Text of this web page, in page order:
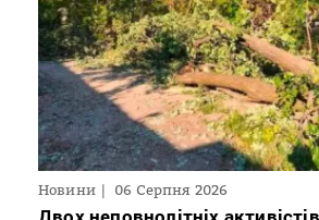
Новини 06 Серпня 2026